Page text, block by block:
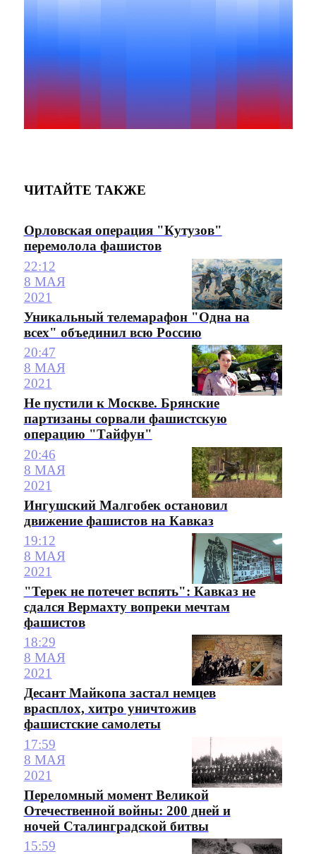
ЧИТАЙТЕ ТАКЖЕ
Орловская операция "Кутузов"
перемолола фашистов
22:12
8 МАЯ
2021
Уникальный телемарафон "Одна на
всех" объединил всю Россию
20:47
8 МАЯ
2021
Не пустили к Москве. Брянские
партизаны сорвали фашистскую
операцию "Тайфун"
20:46
8 МАЯ
2021
Ингушский Малгобек остановил
движение фашистов на Кавказ
19:12
8 МАЯ
2021
"Терек не потечет вспять": Кавказ не
сдался Вермахту вопреки мечтам
фашистов
18:29
8 МАЯ
2021
Десант Майкопа застал немцев
врасплох, хитро уничтожив
фашистские самолеты
17:59
8 МАЯ
2021
Переломный момент Великой
Отечественной войны: 200 дней и
ночей Сталинградской битвы
15:59